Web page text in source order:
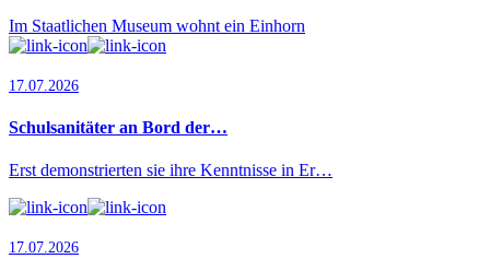
Im Staatlichen Museum wohnt ein Einhorn
17.07.2026
Schulsanitäter an Bord der…
Erst demonstrierten sie ihre Kenntnisse in Er…
17.07.2026